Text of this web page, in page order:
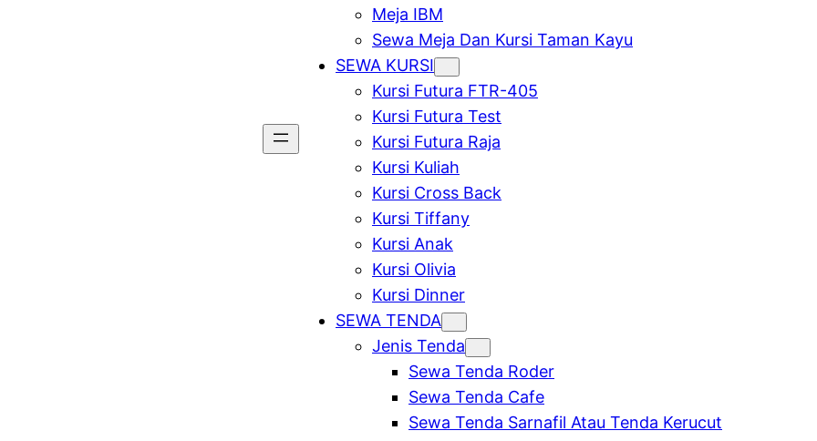
Meja IBM
Sewa Meja Dan Kursi Taman Kayu
SEWA KURSI
Kursi Futura FTR-405
Kursi Futura Test
Kursi Futura Raja
Kursi Kuliah
Kursi Cross Back
Kursi Tiffany
Kursi Anak
Kursi Olivia
Kursi Dinner
SEWA TENDA
Jenis Tenda
Sewa Tenda Roder
Sewa Tenda Cafe
Sewa Tenda Sarnafil Atau Tenda Kerucut